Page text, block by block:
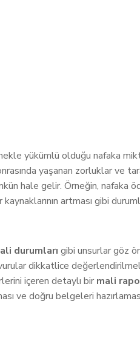
yükümlü olduğu nafaka
yaşanan zorluklar ve
hale gelir. Örneğin, nafaka
artması gibi
durumları gibi unsurlar göz
dikkatlice
içeren detaylı bir mali
ve doğru belgeleri